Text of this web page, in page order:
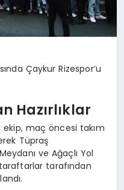
Çaykur Rizespor’u
Hazırlıklar
maç öncesi takım
Tüpraş
ve Ağaçlı Yol
tarafından